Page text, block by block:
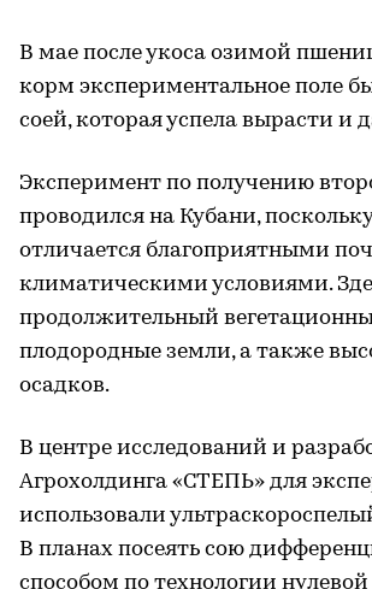
В мае после укоса озимой
корм экспериментальное поле
соей, которая успела вырасти и
Эксперимент по получению
проводился на Кубани,
отличается благоприятными
климатическими условиями.
продолжительный
плодородные земли, а также
осадков.
В центре исследований и
Агрохолдинга «СТЕПЬ» для
использовали
В планах посеять сою
способом по технологии